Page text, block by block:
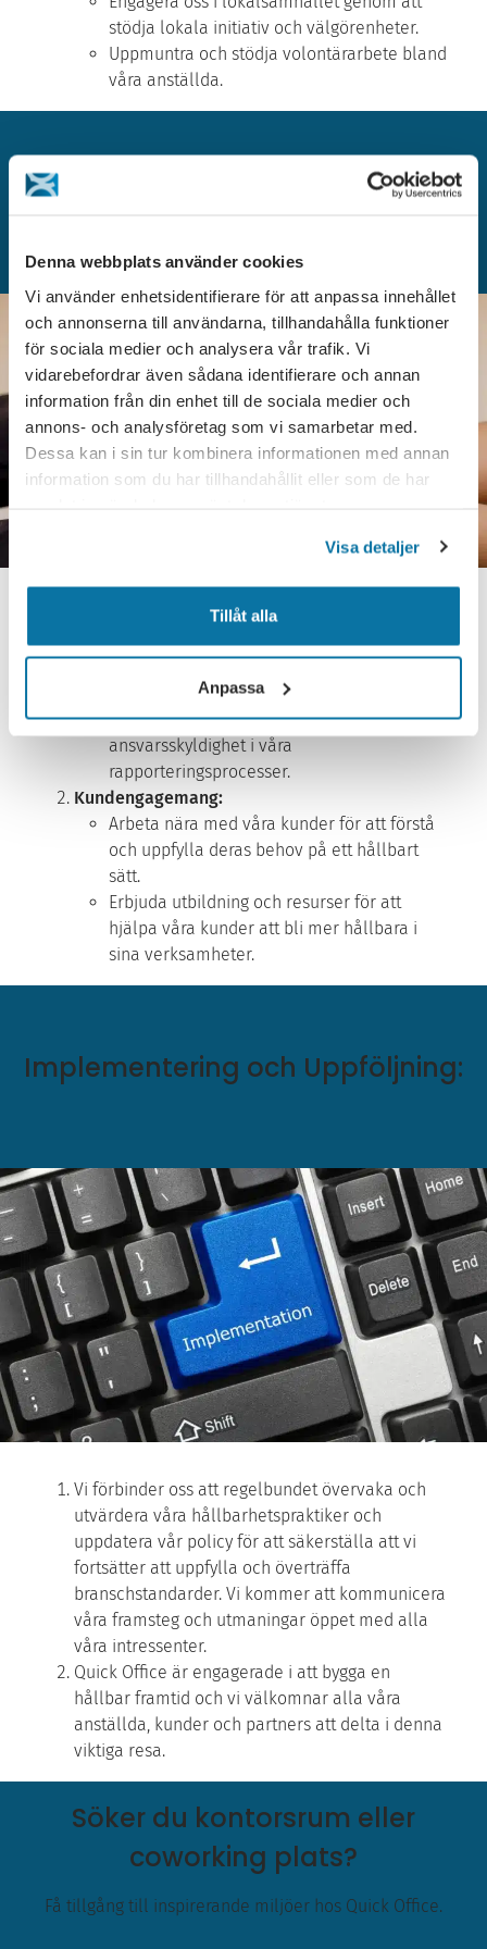
Denna webbplats använder cookies
Vi använder enhetsidentifierare för att anpassa innehållet
och annonserna till användarna, tillhandahålla funktioner
för sociala medier och analysera vår trafik. Vi
vidarebefordrar även sådana identifierare och annan
information från din enhet till de sociala medier och
annons- och analysföretag som vi samarbetar med.
Dessa kan i sin tur kombinera informationen med annan
information som du har tillhandahållit eller som de har
Visa detaljer
Tillåt alla
Anpassa
stödja lokala initiativ och välgörenheter.
Uppmuntra och stödja volontärarbete bland
våra anställda.
Transparenta Affärspraktiker:
Upprätthålla högsta möjliga standarder för
affärsförbindelser.
Säkerställa öppenhet och
ansvarsskyldighet i våra
rapporteringsprocesser.
Kundengagemang:
Arbeta nära med våra kunder för att förstå
och uppfylla deras behov på ett hållbart
sätt.
Erbjuda utbildning och resurser för att
hjälpa våra kunder att bli mer hållbara i
sina verksamheter.
Implementering och Uppföljning:
Vi förbinder oss att regelbundet övervaka och
utvärdera våra hållbarhetspraktiker och
uppdatera vår policy för att säkerställa att vi
fortsätter att uppfylla och överträffa
branschstandarder. Vi kommer att kommunicera
våra framsteg och utmaningar öppet med alla
våra intressenter.
Quick Office är engagerade i att bygga en
hållbar framtid och vi välkomnar alla våra
anställda, kunder och partners att delta i denna
viktiga resa.
Söker du kontorsrum eller
coworking plats?
Få tillgång till inspirerande miljöer hos Quick Office.